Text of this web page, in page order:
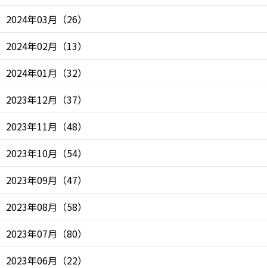
2024年03月 （26）
2024年02月 （13）
2024年01月 （32）
2023年12月 （37）
2023年11月 （48）
2023年10月 （54）
2023年09月 （47）
2023年08月 （58）
2023年07月 （80）
2023年06月 （22）